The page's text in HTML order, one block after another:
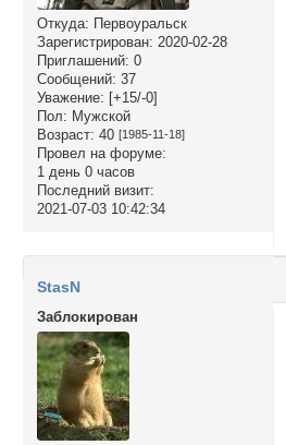
Откуда: Первоуральск
Зарегистрирован: 2020-02-28
Приглашений: 0
Сообщений: 37
Уважение: [+15/-0]
Пол: Мужской
Возраст: 40 [1985-11-18]
Провел на форуме:
1 день 0 часов
Последний визит:
2021-07-03 10:42:34
StasN
Заблокирован